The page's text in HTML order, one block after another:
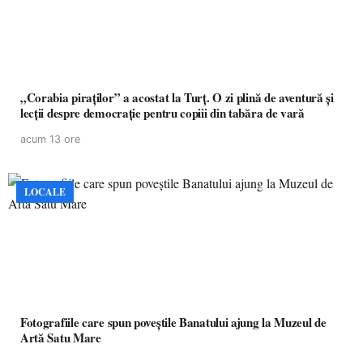
„Corabia piraților” a acostat la Turț. O zi plină de aventură și
lecții despre democrație pentru copiii din tabăra de vară
acum 13 ore
LOCALE
Fotografiile care spun poveștile Banatului ajung la Muzeul de
Artă Satu Mare